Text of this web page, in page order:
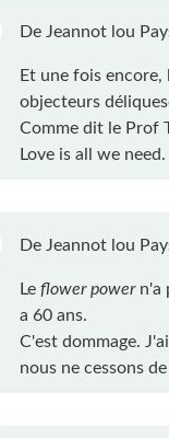
De Jeannot lou
Et une fois
objecteurs
Comme dit le Prof
Love is all we need.
De Jeannot lou
Le flower powern'a
a 60 ans.
C'est dommage.
nous ne cessons